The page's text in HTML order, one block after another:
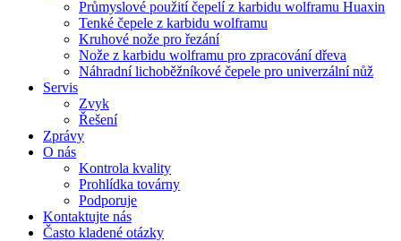
Průmyslové použití čepelí z karbidu wolframu Huaxin
Tenké čepele z karbidu wolframu
Kruhové nože pro řezání
Nože z karbidu wolframu pro zpracování dřeva
Náhradní lichoběžníkové čepele pro univerzální nůž
Servis
Zvyk
Řešení
Zprávy
O nás
Kontrola kvality
Prohlídka továrny
Podporuje
Kontaktujte nás
Často kladené otázky